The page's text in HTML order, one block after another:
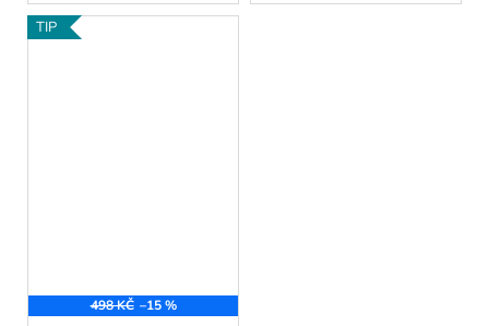
TIP
498 KČ –15 %